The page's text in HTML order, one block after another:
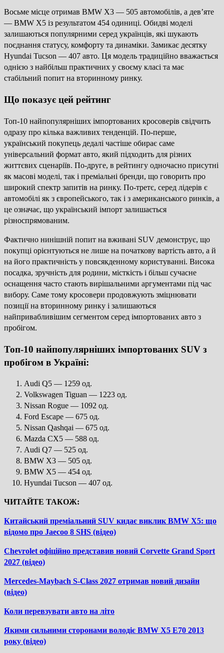
Восьме місце отримав BMW X3 — 505 автомобілів, а дев’яте
— BMW X5 із результатом 454 одиниці. Обидві моделі
залишаються популярними серед українців, які шукають
поєднання статусу, комфорту та динаміки. Замикає десятку
Hyundai Tucson — 407 авто. Ця модель традиційно вважається
однією з найбільш практичних у своєму класі та має
стабільний попит на вторинному ринку.
Що показує цей рейтинг
Топ-10 найпопулярніших імпортованих кросоверів свідчить
одразу про кілька важливих тенденцій. По-перше,
український покупець дедалі частіше обирає саме
універсальний формат авто, який підходить для різних
життєвих сценаріїв. По-друге, в рейтингу одночасно присутні
як масові моделі, так і преміальні бренди, що говорить про
широкий спектр запитів на ринку. По-третє, серед лідерів є
автомобілі як з європейського, так і з американського ринків, а
це означає, що український імпорт залишається
різноспрямованим.
Фактично нинішній попит на вживані SUV демонструє, що
покупці орієнтуються не лише на початкову вартість авто, а й
на його практичність у повсякденному користуванні. Висока
посадка, зручність для родини, місткість і більш сучасне
оснащення часто стають вирішальними аргументами під час
вибору. Саме тому кросовери продовжують зміцнювати
позиції на вторинному ринку і залишаються
найпривабливішим сегментом серед імпортованих авто з
пробігом.
Топ-10 найпопулярніших імпортованих SUV з
пробігом в Україні:
Audi Q5 — 1259 од.
Volkswagen Tiguan — 1223 од.
Nissan Rogue — 1092 од.
Ford Escape — 675 од.
Nissan Qashqai — 675 од.
Mazda CX5 — 588 од.
Audi Q7 — 525 од.
BMW X3 — 505 од.
BMW X5 — 454 од.
Hyundai Tucson — 407 од.
ЧИТАЙТЕ ТАКОЖ:
Китайський преміальний SUV кидає виклик BMW X5: що
відомо про Jaecoo 8 SHS (відео)
Chevrolet офіційно представив новий Corvette Grand Sport
2027 (відео)
Mercedes-Maybach S-Class 2027 отримав новий дизайн
(відео)
Коли перевзувати авто на літо
Якими сильними сторонами володіє BMW X5 E70 2013
року (відео)